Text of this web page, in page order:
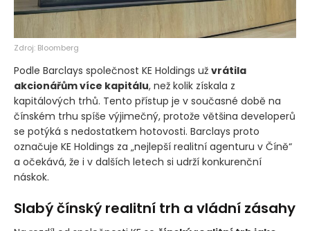
Zdroj: Bloomberg
Podle Barclays společnost KE Holdings už vrátila
akcionářům více kapitálu, než kolik získala z
kapitálových trhů. Tento přístup je v současné době na
čínském trhu spíše výjimečný, protože většina developerů
se potýká s nedostatkem hotovosti. Barclays proto
označuje KE Holdings za „nejlepší realitní agenturu v Číně“
a očekává, že i v dalších letech si udrží konkurenční
náskok.
Slabý čínský realitní trh a vládní zásahy